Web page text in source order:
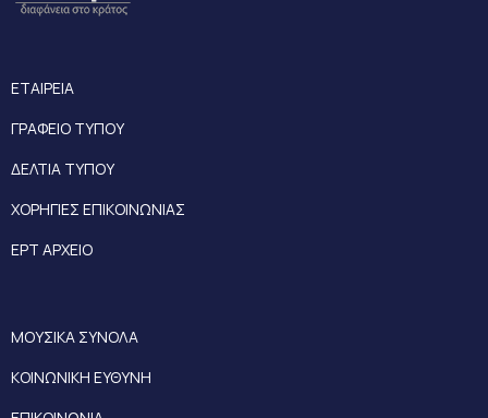
ΕΤΑΙΡΕΙΑ
ΓΡΑΦΕΙΟ ΤΥΠΟΥ
ΔΕΛΤΙΑ ΤΥΠΟΥ
ΧΟΡΗΓΙΕΣ ΕΠΙΚΟΙΝΩΝΙΑΣ
ΕΡΤ ΑΡΧΕΙΟ
ΜΟΥΣΙΚΑ ΣΥΝΟΛΑ
ΚΟΙΝΩΝΙΚΗ ΕΥΘΥΝΗ